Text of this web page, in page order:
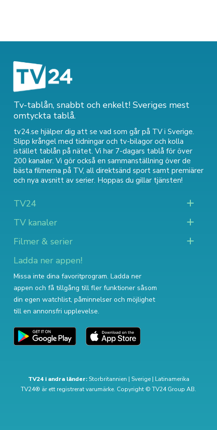
Tv-tablån, snabbt och enkelt! Sveriges mest
omtyckta tablå.
tv24.se hjälper dig att se vad som går på TV i Sverige.
Slipp krångel med tidningar och tv-bilagor och kolla
istället tablån på nätet. Vi har 7-dagars tablå för över
200 kanaler. Vi gör också en sammanställning över de
bästa filmerna på TV, all direktsänd sport samt premiärer
och nya avsnitt av serier. Hoppas du gillar tjänsten!
TV24
TV kanaler
Filmer & serier
Ladda ner appen!
Missa inte dina favoritprogram. Ladda ner
appen och få tillgång till fler funktioner såsom
din egen watchlist, påminnelser och möjlighet
till en annonsfri upplevelse.
TV24 i andra länder: Storbritannien | Sverige| Latinamerika
TV24® är ett registrerat varumärke. Copyright © TV24 Group AB.